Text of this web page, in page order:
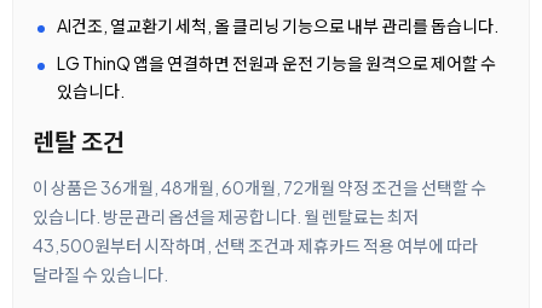
AI건조, 열교환기 세척, 올 클리닝 기능으로 내부 관리를 돕습니다.
LG ThinQ 앱을 연결하면 전원과 운전 기능을 원격으로 제어할 수
있습니다.
렌탈 조건
이 상품은 36개월, 48개월, 60개월, 72개월 약정 조건을 선택할 수
있습니다. 방문관리 옵션을 제공합니다. 월 렌탈료는 최저
43,500원부터 시작하며, 선택 조건과 제휴카드 적용 여부에 따라
달라질 수 있습니다.